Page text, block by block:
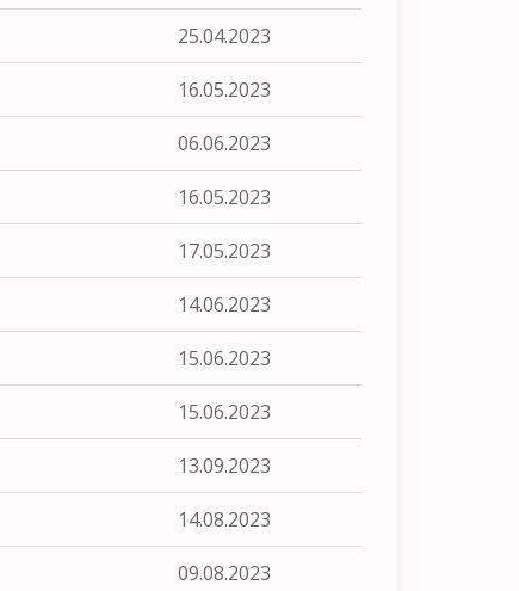
25.04.2023
16.05.2023
06.06.2023
16.05.2023
17.05.2023
14.06.2023
15.06.2023
15.06.2023
13.09.2023
14.08.2023
09.08.2023